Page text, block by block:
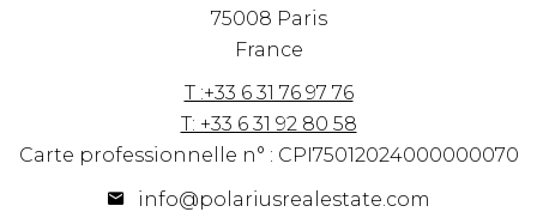
75008 Paris
France
T :+33 6 31 76 97 76
T: +33 6 31 92 80 58
Carte professionnelle n° : CPI75012024000000070
info@polariusrealestate.com